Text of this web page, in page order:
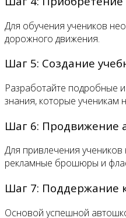
Для обучения учеников
дорожного движения.
Шаг 5: Создание
Разработайте подробные
знания, которые ученикам
Шаг 6: Продвижение
Для привлечения
рекламные брошюры и
Шаг 7: Поддержание
Основой успешной